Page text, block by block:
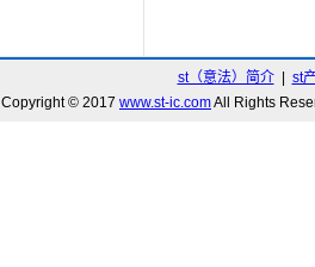
st（意法）简介| st
Copyright © 2017 www.st-ic.comAll Rights